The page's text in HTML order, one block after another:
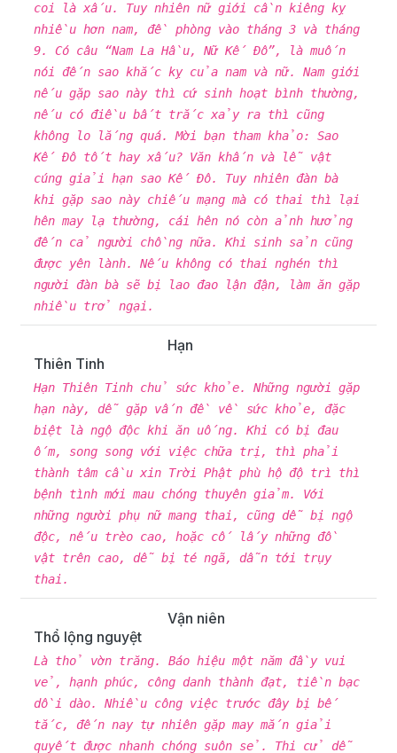
coi là xấu. Tuy nhiên nữ giới cần kiêng kỵ
nhiều hơn nam, đề phòng vào tháng 3 và tháng
9. Có câu “Nam La Hầu, Nữ Kế Đô”, là muốn
nói đến sao khắc kỵ của nam và nữ. Nam giới
nếu gặp sao này thì cứ sinh hoạt bình thường,
nếu có điều bất trắc xảy ra thì cũng
không lo lắng quá. Mời bạn tham khảo: Sao
Kế Đô tốt hay xấu? Văn khấn và lễ vật
cúng giải hạn sao Kế Đô. Tuy nhiên đàn bà
khi gặp sao này chiếu mạng mà có thai thì lại
hên may lạ thường, cái hên nó còn ảnh hưởng
đến cả người chồng nữa. Khi sinh sản cũng
được yên lành. Nếu không có thai nghén thì
người đàn bà sẽ bị lao đao lận đận, làm ăn gặp
nhiều trở ngại.
Hạn
Thiên Tinh
Hạn Thiên Tinh chủ sức khỏe. Những người gặp
hạn này, dễ gặp vấn đề về sức khỏe, đặc
biệt là ngộ độc khi ăn uống. Khi có bị đau
ốm, song song với việc chữa trị, thì phải
thành tâm cầu xin Trời Phật phù hộ độ trì thì
bệnh tình mới mau chóng thuyên giảm. Với
những người phụ nữ mang thai, cũng dễ bị ngộ
độc, nếu trèo cao, hoặc cố lấy những đồ
vật trên cao, dễ bị té ngã, dẫn tới trụy
thai.
Vận niên
Thổ lộng nguyệt
Là thỏ vờn trăng. Báo hiệu một năm đầy vui
vẻ, hạnh phúc, công danh thành đạt, tiền bạc
dồi dào. Nhiều công việc trước đây bị bế
tắc, đến nay tự nhiên gặp may mắn giải
quyết được nhanh chóng suôn sẻ. Thi cử dễ